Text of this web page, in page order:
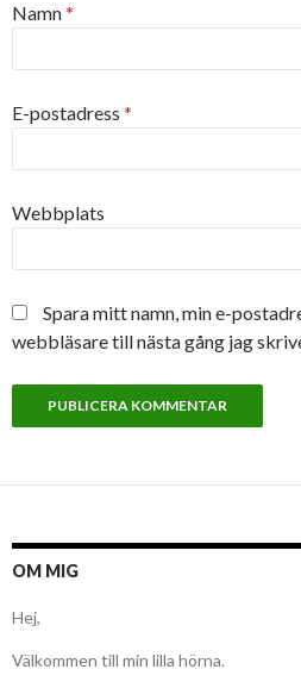
Namn*
E-postadress *
Webbplats
Spara mitt namn, min e-
webbläsare till nästa gång jag
OM MIG
Hej,
Välkommen till min lilla hörna.